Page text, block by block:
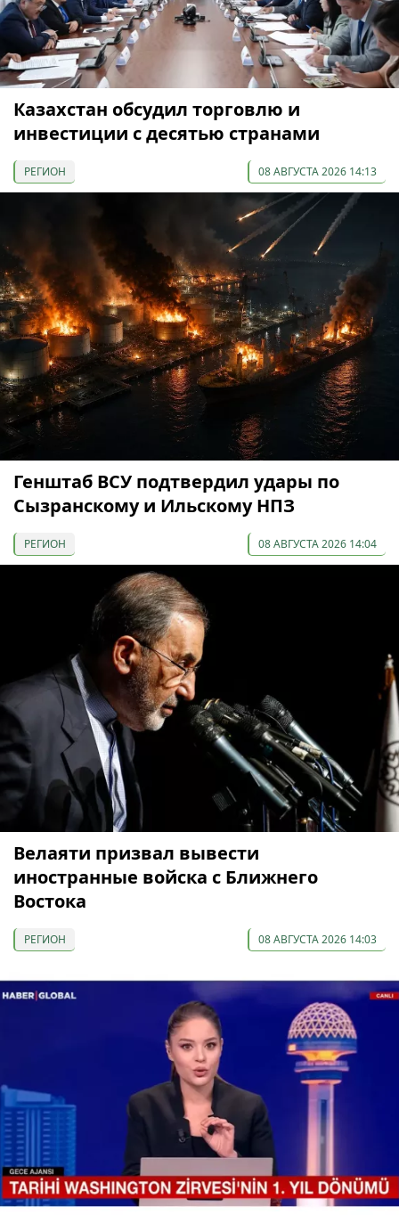
Казахстан обсудил торговлю и
инвестиции с десятью странами
РЕГИОН 08 АВГУСТА 2026 14:13
Генштаб ВСУ подтвердил удары по
Сызранскому и Ильскому НПЗ
РЕГИОН 08 АВГУСТА 2026 14:04
Велаяти призвал вывести
иностранные войска с Ближнего
Востока
РЕГИОН 08 АВГУСТА 2026 14:03